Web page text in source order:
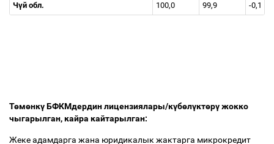
Чүй обл. 100,0 99,9 -0,1
ТөмөнкүБФКМдердин лицензиялары/күбөлүктөрүжокко
чыгарылган, кайра кайтарылган:
Жеке адамдарга жана юридикалык жактарга микрокредит